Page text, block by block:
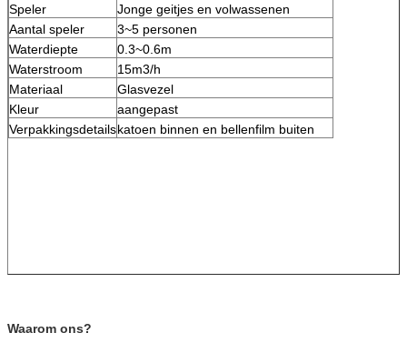
Speler
Jonge geitjes en volwassenen
Aantal speler
3~5 personen
Waterdiepte
0.3~0.6m
Waterstroom
15m3/h
Materiaal
Glasvezel
Kleur
aangepast
Verpakkingsdetailskatoen binnen en bellenfilm buiten
Waarom ons?